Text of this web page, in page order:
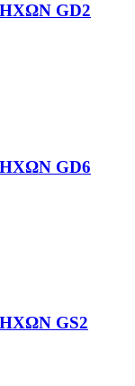
GD2
GD6
GS2